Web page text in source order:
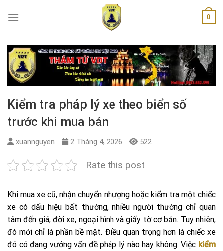
0
Kiểm tra pháp lý xe theo biển số
trước khi mua bán
xuannguyen 2 Tháng 4, 2026 522
Rate this post
Khi mua xe cũ, nhận chuyển nhượng hoặc kiểm tra một chiếc
xe có dấu hiệu bất thường, nhiều người thường chỉ quan
tâm đến giá, đời xe, ngoại hình và giấy tờ cơ bản. Tuy nhiên,
đó mới chỉ là phần bề mặt. Điều quan trọng hơn là chiếc xe
đó có đang vướng vấn đề pháp lý nào hay không. Việc kiểm